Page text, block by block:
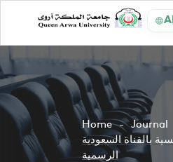
Home
Journal
بالقناة السعودية
الرسمية